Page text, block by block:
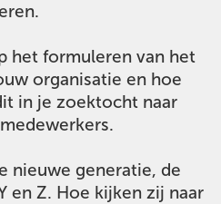
het formuleren van het
organisatie en hoe
in je zoektocht naar
nieuwe generatie, de
en Z. Hoe kijken zij naar